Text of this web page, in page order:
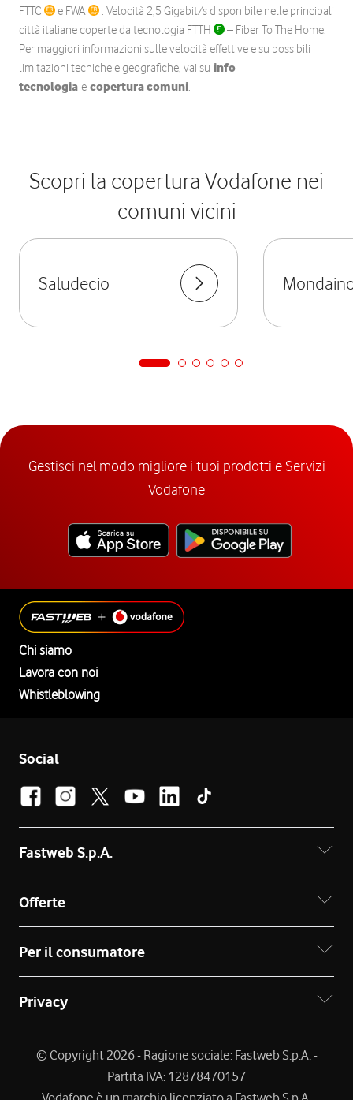
FTTC
e FWA
. Velocità 2,5 Gigabit/s disponibile nelle principali
città italiane coperte da tecnologia FTTH
– Fiber To The Home.
Per maggiori informazioni sulle velocità effettive e su possibili
limitazioni tecniche e geografiche, vai su info
tecnologia e copertura comuni.
Scopri la copertura Vodafone nei
comuni vicini
Saludecio
Gestisci nel modo migliore i tuoi prodotti e Servizi
Vodafone
Chi siamo
Lavora con noi
Whistleblowing
Social
Fastweb S.p.A.
Offerte
Per il consumatore
Privacy
© Copyright 2026 - Ragione sociale: Fastweb S.p.A. -
Partita IVA: 12878470157